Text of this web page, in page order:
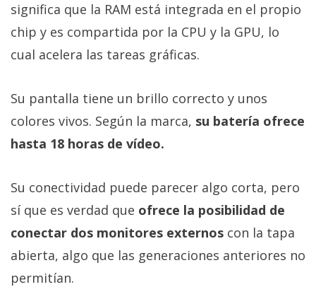
significa que la RAM está integrada en el propio
chip y es compartida por la CPU y la GPU, lo
cual acelera las tareas gráficas.
Su pantalla tiene un brillo correcto y unos
colores vivos. Según la marca, su batería ofrece
hasta 18 horas de vídeo.
Su conectividad puede parecer algo corta, pero
sí que es verdad que ofrece la posibilidad de
conectar dos monitores externos con la tapa
abierta, algo que las generaciones anteriores no
permitían.